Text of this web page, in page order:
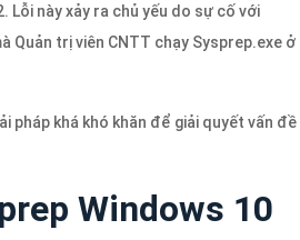
Lỗi này xảy ra chủ yếu do sự cố với
trị viên CNTT chạy Sysprep.exe ở
pháp khá khó khăn để giải quyết vấn đề
Windows 10